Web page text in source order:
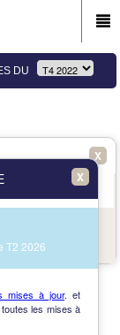
DU
X
communes
X
T2 2026
mises à jour. et
les mises à